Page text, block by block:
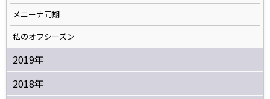
メニーナ同期
私のオフシーズン
2019年
2018年